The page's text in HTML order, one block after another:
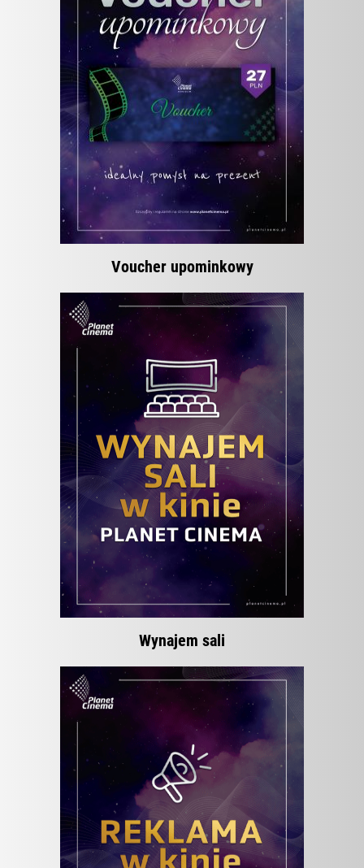
Voucher upominkowy
Wynajem sali